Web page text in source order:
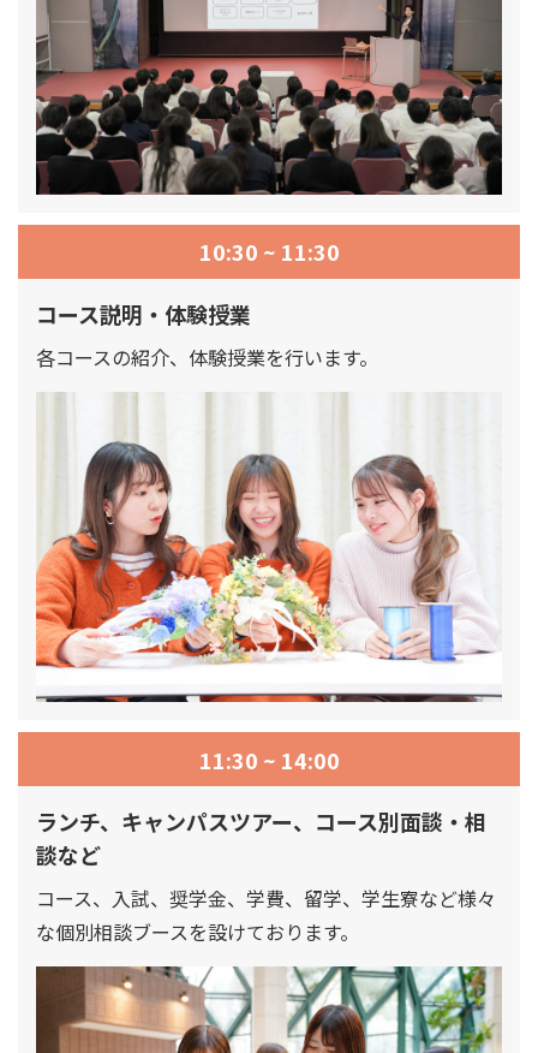
10:30 ~ 11:30
コース説明・体験授業
各コースの紹介、体験授業を行います。
11:30 ~ 14:00
ランチ、キャンパスツアー、コース別面談・相
談など
コース、入試、奨学金、学費、留学、学生寮など様々
な個別相談ブースを設けております。